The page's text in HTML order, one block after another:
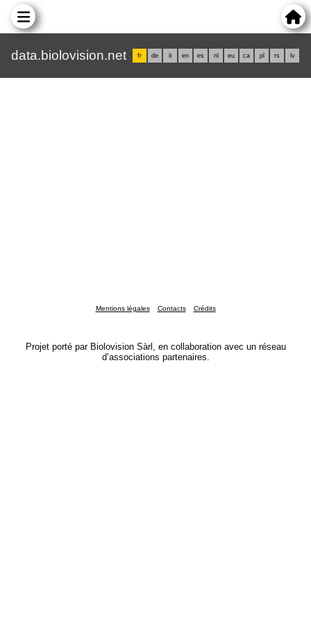
data.biolovision.net fr de it en es nl eu ca pl rs lv
Mentions légales Contacts Crédits
Projet porté par Biolovision Sàrl, en collaboration avec un réseau
d’associations partenaires.